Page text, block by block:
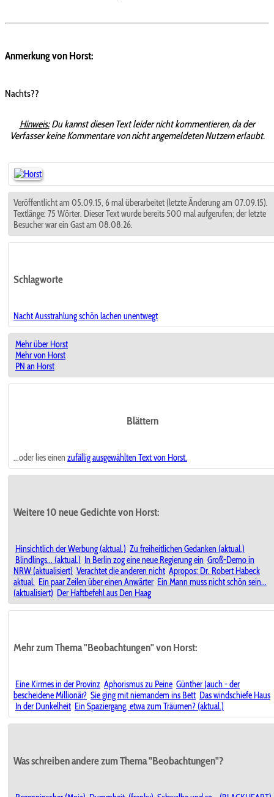
Anmerkung von Horst:
Nachts??
Hinweis:Du kannst diesen Text leider nicht kommentieren, da der
Verfasser keine Kommentare von nicht angemeldeten Nutzern erlaubt.
Veröffentlicht am 05.09.15, 6 mal überarbeitet (letzte Änderung am 07.09.15).
Textlänge: 75 Wörter. Dieser Text wurde bereits 500 mal aufgerufen; der letzte
Besucher war ein Gast am 08.08.26.
Schlagworte
Nacht Ausstrahlung schön lachen unentwegt
Mehr über Horst
Mehr von Horst
PN an Horst
Blättern
...oder lies einen zufällig ausgewählten Text von Horst.
Weitere 10 neue Gedichte von Horst:
Hinsichtlich der Werbung (aktual.) Zu freiheitlichen Gedanken (aktual.)
Blindlings... (aktual.) In Berlin zog eine neue Regierung ein Groß-Demo in
NRW (aktualisiert) Verachtet die anderen nicht Apropos: Dr. Robert Habeck
aktual. Ein paar Zeilen über einen Anwärter Ein Mann muss nicht schön sein...
(aktualisiert) Der Haftbefehl aus Den Haag
Mehr zum Thema "Beobachtungen" von Horst:
Eine Kirmes in der Provinz Aphorismus zu Peine Günther Jauch - der
bescheidene Millionär? Sie ging mit niemandem ins Bett Das windschiefe Haus
In der Dunkelheit Ein Spaziergang, etwa zum Träumen? (aktual.)
Was schreiben andere zum Thema "Beobachtungen"?